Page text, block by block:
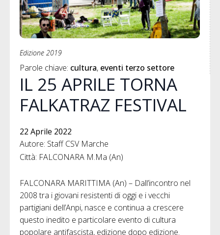
Edizione 2019
Parole chiave: cultura eventi terzo settore
IL 25 APRILE TORNA
FALKATRAZ FESTIVAL
22 Aprile 2022
Autore: Staff CSV Marche
Città: FALCONARA M.Ma (An)
FALCONARA MARITTIMA (An) – Dall’incontro nel
2008 tra i giovani resistenti di oggi e i vecchi
partigiani dell’Anpi, nasce e continua a crescere
questo inedito e particolare evento di cultura
popolare antifascista, edizione dopo edizione.